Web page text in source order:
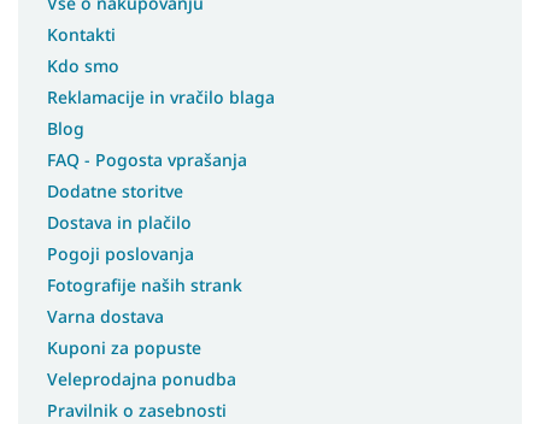
Kontakti
Kdo smo
Reklamacije in vračilo blaga
Blog
FAQ - Pogosta vprašanja
Dodatne storitve
Dostava in plačilo
Pogoji poslovanja
Fotografije naših strank
Varna dostava
Kuponi za popuste
Veleprodajna ponudba
Pravilnik o zasebnosti